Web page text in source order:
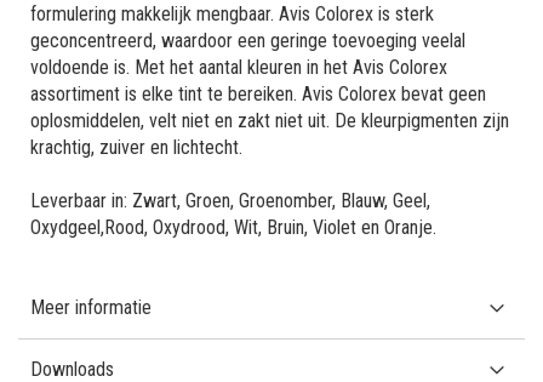
formulering makkelijk mengbaar. Avis Colorex is sterk
geconcentreerd, waardoor een geringe toevoeging veelal
voldoende is. Met het aantal kleuren in het Avis Colorex
assortiment is elke tint te bereiken. Avis Colorex bevat geen
oplosmiddelen, velt niet en zakt niet uit. De kleurpigmenten zijn
krachtig, zuiver en lichtecht.
Leverbaar in: Zwart, Groen, Groenomber, Blauw, Geel,
Oxydgeel,Rood, Oxydrood, Wit, Bruin, Violet en Oranje.
Meer informatie
Downloads